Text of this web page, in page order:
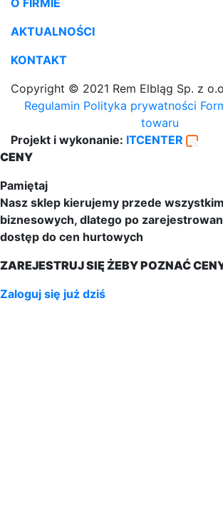
AKTUALNOŚCI
KONTAKT
Copyright © 2021 Rem Elbląg Sp. z
Regulamin Polityka prywatności
towaru
Projekt i wykonanie: ITCENTER
CENY
Pamiętaj
Nasz sklep kierujemy przede
biznesowych, dlatego po
dostęp do cen hurtowych
ZAREJESTRUJ SIĘ ŻEBY POZNAĆ
Zaloguj się już dziś